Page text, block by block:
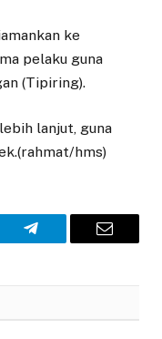
ke
pelaku guna
(Tipiring).
lanjut, guna
hms)
Telegram Email